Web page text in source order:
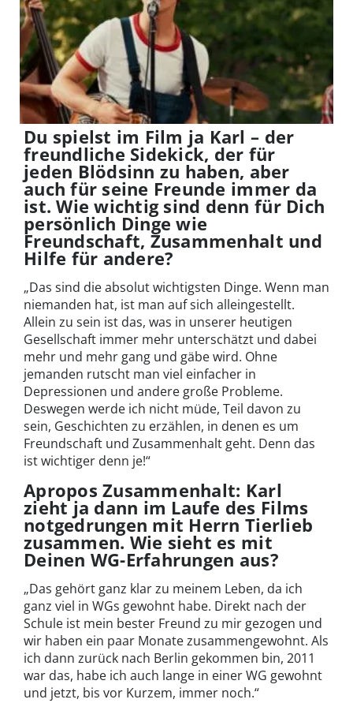
Du spielst im Film ja Karl – der
freundliche Sidekick, der für
jeden Blödsinn zu haben, aber
auch für seine Freunde immer da
ist. Wie wichtig sind denn für Dich
persönlich Dinge wie
Freundschaft, Zusammenhalt und
Hilfe für andere?
„Das sind die absolut wichtigsten Dinge. Wenn man
niemanden hat, ist man auf sich alleingestellt.
Allein zu sein ist das, was in unserer heutigen
Gesellschaft immer mehr unterschätzt und dabei
mehr und mehr gang und gäbe wird. Ohne
jemanden rutscht man viel einfacher in
Depressionen und andere große Probleme.
Deswegen werde ich nicht müde, Teil davon zu
sein, Geschichten zu erzählen, in denen es um
Freundschaft und Zusammenhalt geht. Denn das
ist wichtiger denn je!“
Apropos Zusammenhalt: Karl
zieht ja dann im Laufe des Films
notgedrungen mit Herrn Tierlieb
zusammen. Wie sieht es mit
Deinen WG-Erfahrungen aus?
„Das gehört ganz klar zu meinem Leben, da ich
ganz viel in WGs gewohnt habe. Direkt nach der
Schule ist mein bester Freund zu mir gezogen und
wir haben ein paar Monate zusammengewohnt. Als
ich dann zurück nach Berlin gekommen bin, 2011
war das, habe ich auch lange in einer WG gewohnt
und jetzt, bis vor Kurzem, immer noch.“